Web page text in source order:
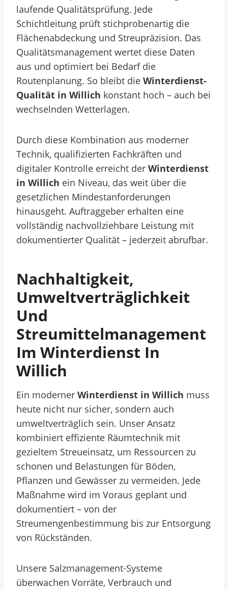
laufende Qualitätsprüfung. Jede
Schichtleitung prüft stichprobenartig die
Flächenabdeckung und Streupräzision. Das
Qualitätsmanagement wertet diese Daten
aus und optimiert bei Bedarf die
Routenplanung. So bleibt die Winterdienst-
Qualität in Willich konstant hoch – auch bei
wechselnden Wetterlagen.
Durch diese Kombination aus moderner
Technik, qualifizierten Fachkräften und
digitaler Kontrolle erreicht der Winterdienst
in Willich ein Niveau, das weit über die
gesetzlichen Mindestanforderungen
hinausgeht. Auftraggeber erhalten eine
vollständig nachvollziehbare Leistung mit
dokumentierter Qualität – jederzeit abrufbar.
Nachhaltigkeit,
Umweltverträglichkeit
Und
Streumittelmanagement
Im Winterdienst In
Willich
Ein moderner Winterdienst in Willich muss
heute nicht nur sicher, sondern auch
umweltverträglich sein. Unser Ansatz
kombiniert effiziente Räumtechnik mit
gezieltem Streueinsatz, um Ressourcen zu
schonen und Belastungen für Böden,
Pflanzen und Gewässer zu vermeiden. Jede
Maßnahme wird im Voraus geplant und
dokumentiert – von der
Streumengenbestimmung bis zur Entsorgung
von Rückständen.
Unsere Salzmanagement-Systeme
überwachen Vorräte, Verbrauch und